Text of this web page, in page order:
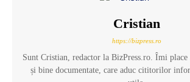
Cristian
https://bizpress.ro
Sunt Cristian, redactor la BizPress.ro. Îmi
și bine documentate, care aduc cititorilor